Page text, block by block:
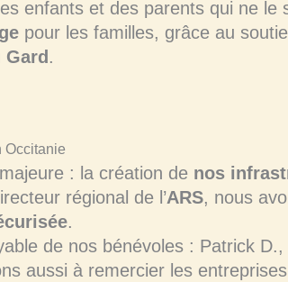
enfants et des parents qui ne le
pour les familles, grâce au
.
Occitanie
: la création de nos
régional de l’ARS, nous
.
de nos bénévoles : Patrick
aussi à remercier les